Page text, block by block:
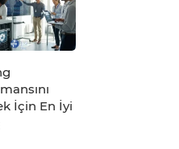
İçin En İyi